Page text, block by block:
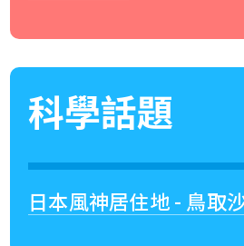
科學話題
日本風神居住地 - 鳥取